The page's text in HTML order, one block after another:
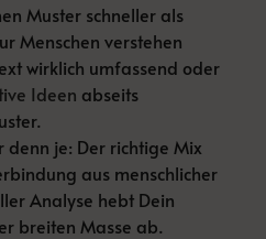
Muster schneller als
Menschen verstehen
wirklich umfassend oder
Ideen abseits
je: Der richtige Mix
aus menschlicher
Analyse hebt Dein
breiten Masse ab.